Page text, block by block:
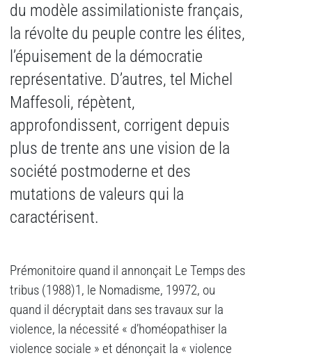
du modèle assimilationiste français,
la révolte du peuple contre les élites,
l’épuisement de la démocratie
représentative. D’autres, tel Michel
Maffesoli, répètent,
approfondissent, corrigent depuis
plus de trente ans une vision de la
société postmoderne et des
mutations de valeurs qui la
caractérisent.
Prémonitoire quand il annonçait Le Temps des
tribus (1988)1, le Nomadisme, 19972, ou
quand il décryptait dans ses travaux sur la
violence, la nécessité « d’homéopathiser la
violence sociale » et dénonçait la « violence